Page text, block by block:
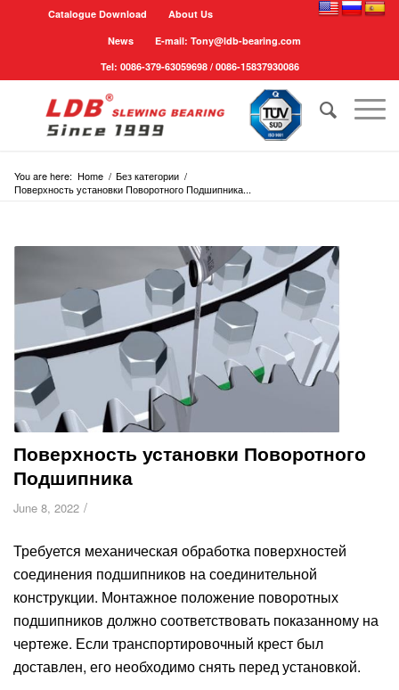
Catalogue Download
About Us
News
E-mail: Tony@ldb-bearing.com
Tel: 0086-379-63059698 / 0086-15837930086
You are here: Home / Без категории /
Поверхность установки Поворотного Подшипника...
Поверхность установки Поворотного
Подшипника
June 8, 2022 /
Требуется механическая обработка поверхностей
соединения подшипников на соединительной
конструкции. Монтажное положение поворотных
подшипников должно соответствовать показанному на
чертеже. Если транспортировочный крест был
доставлен, его необходимо снять перед установкой.